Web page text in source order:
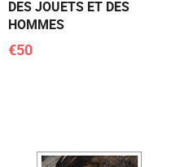
DES JOUETS ET DES
HOMMES
€50